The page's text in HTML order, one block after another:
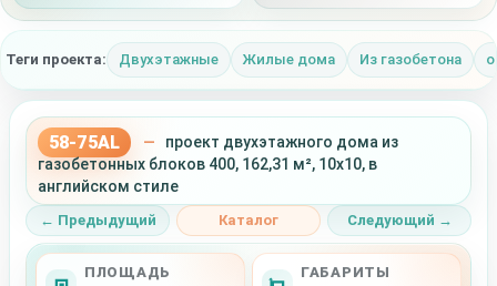
Теги проекта: Двухэтажные Жилые дома Из газобетона
58-75AL —
проект двухэтажного дома из
газобетонных блоков 400, 162,31 м², 10x10, в
английском стиле
← Предыдущий Каталог Следующий →
ПЛОЩАДЬ
ГАБАРИТЫ